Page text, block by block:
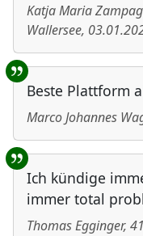
Katja Maria
Wallersee,
Beste Plattform
Marco Johannes
Ich kündige
immer total
Thomas Egginger,